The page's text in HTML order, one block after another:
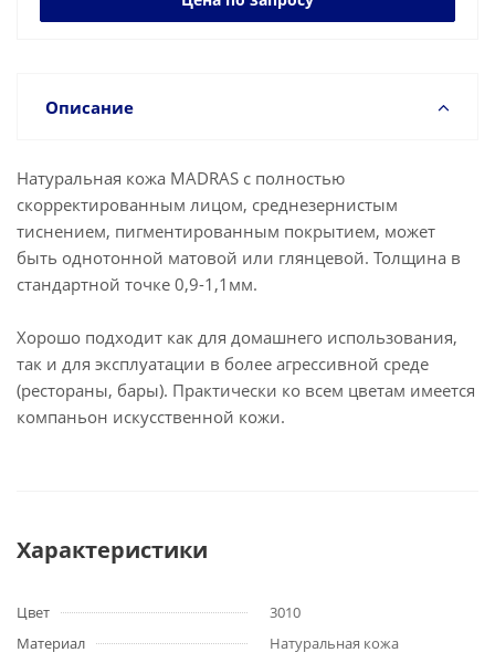
Описание
Натуральная кожа MADRAS с полностью
скорректированным лицом, среднезернистым
тиснением, пигментированным покрытием, может
быть однотонной матовой или глянцевой. Толщина в
стандартной точке 0,9-1,1мм.
Хорошо подходит как для домашнего использования,
так и для эксплуатации в более агрессивной среде
(рестораны, бары). Практически ко всем цветам имеется
компаньон искусственной кожи.
Характеристики
Цвет
3010
Материал
Натуральная кожа